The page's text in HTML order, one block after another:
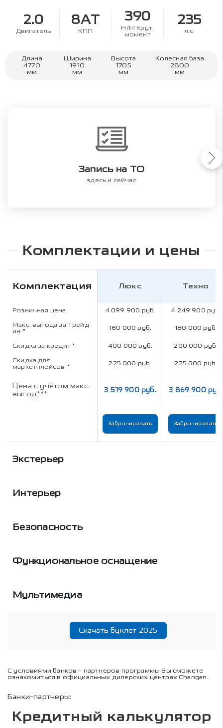
2.0
Двигатель
8AT
КПП
390
Н/М Крут.
момент
235
л.с.
Длина
4770
мм
Ширина
1910
мм
Высота
1705
мм
Колесная база
2800
мм
Запись на ТО
здесь и сейчас
Комплектации и цены
Комплектация Люкс Техно
Розничная цена 4 099 900 руб. 4 249 900 руб.
Макс. выгода за Трейд-
ин * 180 000 руб. 180 000 руб.
Скидка за кредит * 400 000 руб. 200 000 руб.
Скидка для
маркетплейсов * 225 000 руб. 225 000 руб.
Цена с учётом макс.
выгод***
3 519 900 руб. 3 869 900 руб.
Забронировать Забронировать
Экстерьер
Интерьер
Безопасность
Функциональное оснащение
Мультимедиа
Скачать буклет 2025
С условиями банков – партнеров программы Вы сможете
ознакомиться в официальных дилерских центрах Changan.
Банки-партнеры:
Кредитный калькулятор